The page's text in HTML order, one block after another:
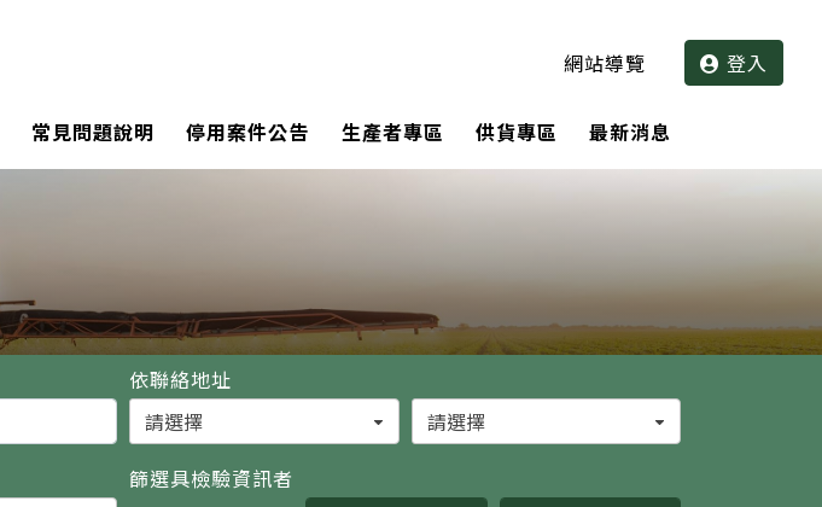
網站導覽 登入
常見問題說明 停用案件公告 生產者專區 供貨專區
最新消息
依聯絡地址
縣市
鄉鎮市區
篩選具檢驗資訊者